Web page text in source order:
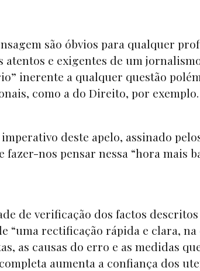
são óbvios para qualquer
atentos e exigentes de um
inerente a qualquer questão
como a do Direito, por exemplo.
deste apelo, assinado
fazer-nos pensar nessa “hora mais
de verificação dos factos
“uma rectificação rápida e clara, na
as causas do erro e as medidas
aumenta a confiança dos